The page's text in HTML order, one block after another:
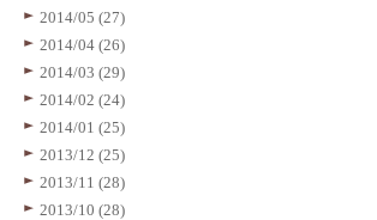
2014/05 (27)
2014/04 (26)
2014/03 (29)
2014/02 (24)
2014/01 (25)
2013/12 (25)
2013/11 (28)
2013/10 (28)